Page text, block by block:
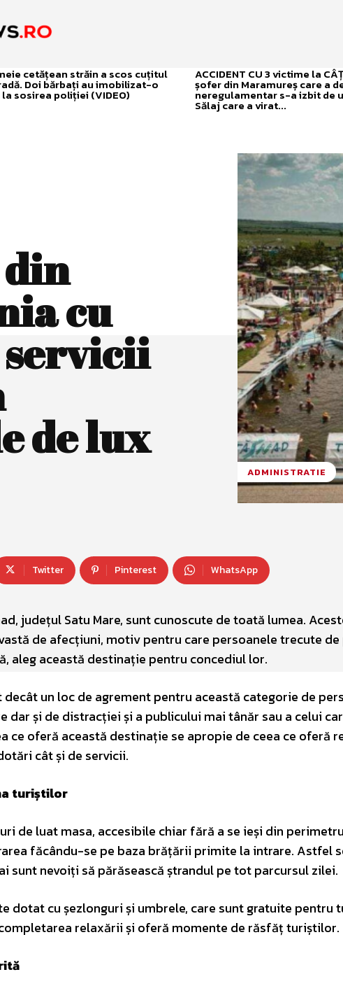
cetățean străin a scos cuțitul
Doi bărbați au imobilizat-o
la sosirea poliției (VIDEO)
ACCIDENT CU 3 victime la
șofer din Maramureș care a
neregulamentar s-a izbit de
Sălaj care a virat...
cu
de lux
ADMINISTRATIE
Twitter Pinterest WhatsApp
județul Satu Mare, sunt cunoscute de toată lumea.
de afecțiuni, motiv pentru care persoanele trecute
aleg această destinație pentru concediul lor.
un loc de agrement pentru această categorie de
și de distracției și a publicului mai tânăr sau a celui
ce oferă această destinație se apropie de ceea ce oferă
cât și de servicii.
turiștilor
de luat masa, accesibile chiar fără a se ieși din
făcându-se pe baza brățării primite la intrare. Astfel
sunt nevoiți să părăsească ștrandul pe tot parcursul zilei.
dotat cu șezlonguri și umbrele, care sunt gratuite pentru
relaxării și oferă momente de răsfăț turiștilor.